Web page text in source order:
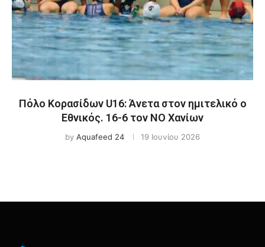
Πόλο Κορασίδων U16: Άνετα στον ημιτελικό ο
Εθνικός. 16-6 τον ΝΟ Χανίων
by Aquafeed 24 19 Ιουνίου 2026